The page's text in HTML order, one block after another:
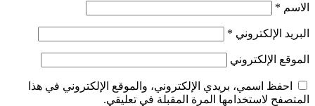
الاسم *
البريد الإلكتروني *
الموقع الإلكتروني
احفظ اسمي، بريدي الإلكتروني، والموقع الإلكتروني في هذا
المتصفح لاستخدامها المرة المقبلة في تعليقي.